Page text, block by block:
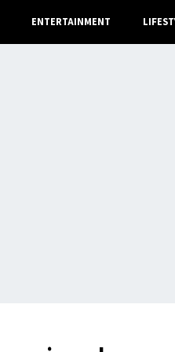
ENTERTAINMENT